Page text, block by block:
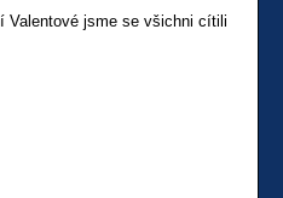
Valentové jsme se všichni cítili